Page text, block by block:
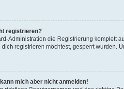
registrieren?
Administration die Registrierung komplett
registrieren möchtest, gesperrt wurden.
mich aber nicht anmelden!